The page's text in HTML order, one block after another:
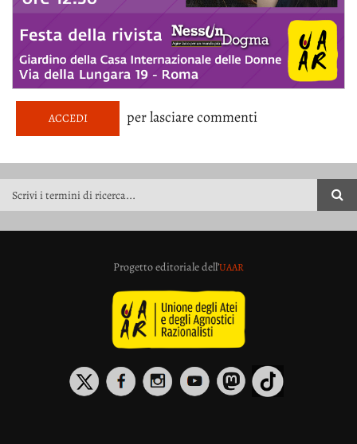
ACCEDI per lasciare commenti
FORM DI RICERCA
Progetto editoriale dell’UAAR